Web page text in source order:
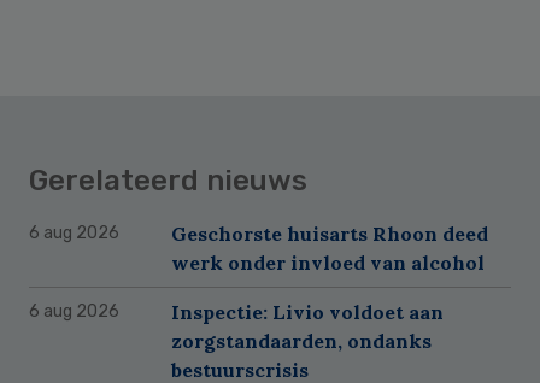
Gerelateerd nieuws
6 aug 2026
Geschorste huisarts Rhoon deed
werk onder invloed van alcohol
6 aug 2026
Inspectie: Livio voldoet aan
zorgstandaarden, ondanks
bestuurscrisis